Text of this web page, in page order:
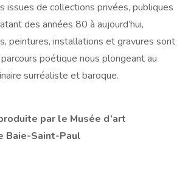
de collections privées, publiques
des années 80 à aujourd’hui,
peintures, installations et gravures sont
poétique nous plongeant au
surréaliste et baroque.
par le Musée d’art
Baie-Saint-Paul